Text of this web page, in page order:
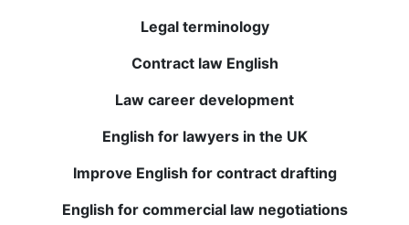
понимание и словарный запас значительно
улучшились. Очень рекомендую!
Живые сессии с носителями английского языка
невероятно полезны, а записанные уроки
позволяют пересматривать темы в любое время.
Моя уверенность в разговоре и понимании
Legal terminology
Contract law English
Law career development
English for lawyers in the UK
Improve English for contract drafting
English for commercial law negotiations